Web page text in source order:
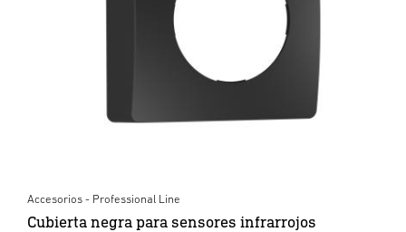
Accesorios - Professional Line
Cubierta negra para sensores infrarrojos